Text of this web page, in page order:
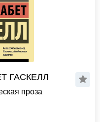
ГАСКЕЛЛ
проза